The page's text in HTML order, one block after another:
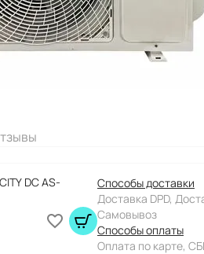
DC AS-
Способы доставки
Доставка DPD,
Самовывоз
Способы оплаты
Оплата по карте,